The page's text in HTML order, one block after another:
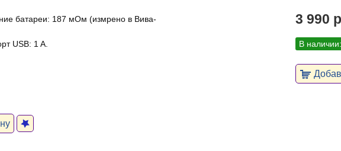
батареи: 187 мОм (измрено в Вива-
USB: 1 A.
3 990
В наличии: